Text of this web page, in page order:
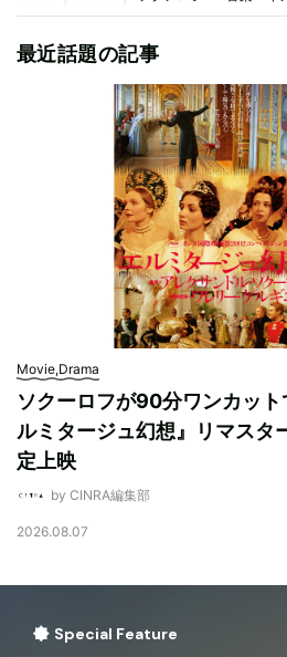
最近話題の記事
Movie,Drama
ソクーロフが90分ワンカッ
ルミタージュ幻想』リマスタ
定上映
by CINRA編集部
2026.08.07
Special Feature